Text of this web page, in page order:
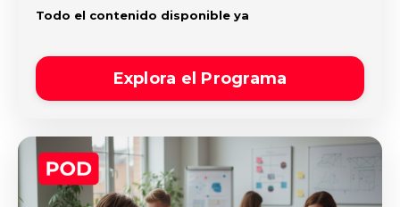
Todo el contenido disponible ya
Explora el Programa